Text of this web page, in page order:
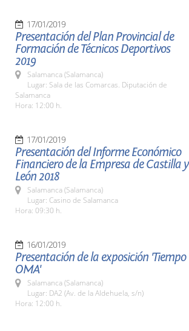
17/01/2019
Presentación del Plan Provincial de
Formación de Técnicos Deportivos
2019
Salamanca (Salamanca)
Lugar: Sala de las Comarcas. Diputación de
Salamanca
Hora: 12:00 h.
17/01/2019
Presentación del Informe Económico
Financiero de la Empresa de Castilla y
León 2018
Salamanca (Salamanca)
Lugar: Casino de Salamanca
Hora: 09:30 h.
16/01/2019
Presentación de la exposición 'Tiempo
OMA'
Salamanca (Salamanca)
Lugar: DA2 (Av. de la Aldehuela, s/n)
Hora: 12:00 h.